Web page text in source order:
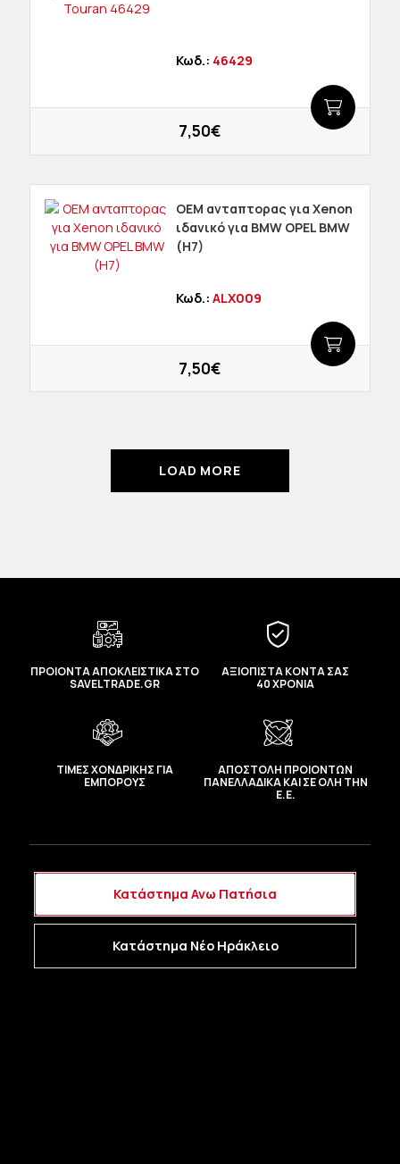
Κωδ.: 46429
7,50€
OEM ανταπτορας για Χenon
ιδανικό για BMW OPEL BMW
(H7)
Κωδ.: ALX009
7,50€
LOAD MORE
ΠΡΟΙΟΝΤΑ ΑΠΟΚΛΕΙΣΤΙΚΑ ΣΤΟ
SAVELTRADE.GR
ΑΞΙΟΠΙΣΤΑ ΚΟΝΤΑ ΣΑΣ
40 ΧΡΟΝΙΑ
ΤΙΜΕΣ ΧΟΝΔΡΙΚΗΣ ΓΙΑ
ΕΜΠΟΡΟΥΣ
ΑΠΟΣΤΟΛΗ ΠΡΟΙΟΝΤΩΝ
ΠΑΝΕΛΛΑΔΙΚΑ ΚΑΙ ΣΕ ΟΛΗ ΤΗΝ
Ε.Ε.
Κατάστημα Ανω Πατήσια
Κατάστημα Νέο Ηράκλειο